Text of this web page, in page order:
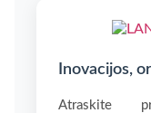
Inovacijos,
Atraskite